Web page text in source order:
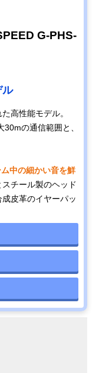
G-PHS-
ル
高性能モデル。
の通信範囲と、
中の細かい音を鮮
チール製のヘッド
皮革のイヤーパッ